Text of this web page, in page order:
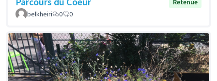
Retenue
belkheiri
0 0